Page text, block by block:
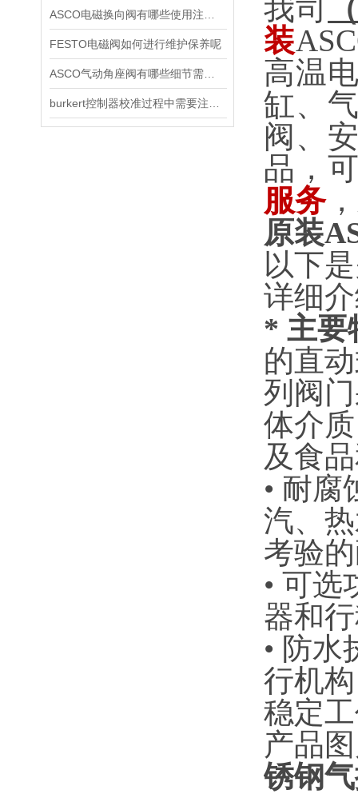
FESTO电磁阀如何进行维护保养呢
我司
装
高温
缸、
阀、
品，
服务
原装
以下
详细
* 主要
的直
列阀
体介
及食
• ‌耐
汽、
考验
• ‌可
器和
• ‌防
行机
稳定
产品
锈钢